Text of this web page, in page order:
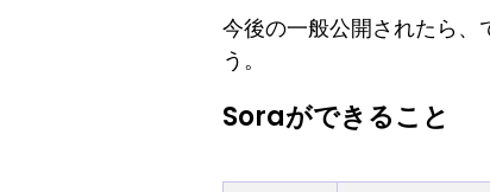
今後の一般公開されたら
う。
Soraができること